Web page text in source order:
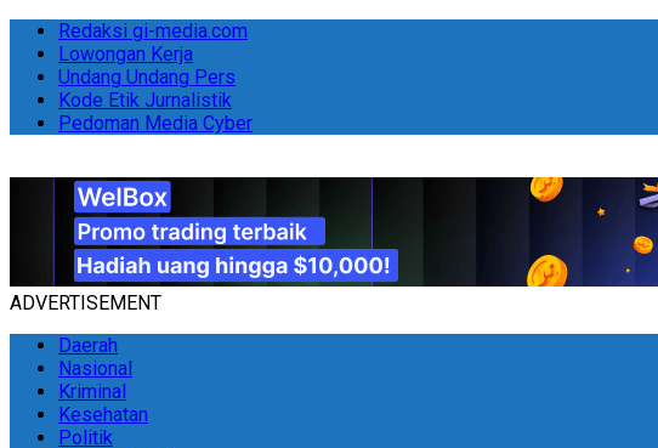
Redaksi gi-media.com
Lowongan Kerja
Undang Undang Pers
Kode Etik Jurnalistik
Pedoman Media Cyber
ADVERTISEMENT
Daerah
Nasional
Kriminal
Kesehatan
Politik